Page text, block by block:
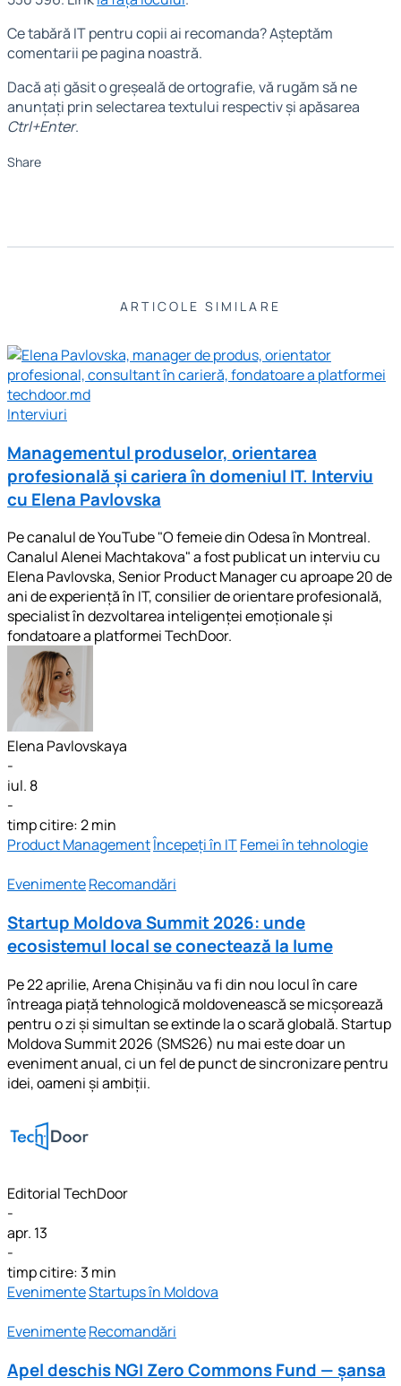
Ce tabără IT pentru copii ai recomanda? Așteptăm
comentarii pe pagina noastră.
Dacă ați găsit o greșeală de ortografie, vă rugăm să ne
anunțați prin selectarea textului respectiv și apăsarea
Ctrl+Enter.
Share
ARTICOLE SIMILARE
Interviuri
Managementul produselor, orientarea
profesională și cariera în domeniul IT. Interviu
cu Elena Pavlovska
Pe canalul de YouTube "O femeie din Odesa în Montreal.
Canalul Alenei Machtakova" a fost publicat un interviu cu
Elena Pavlovska, Senior Product Manager cu aproape 20 de
ani de experiență în IT, consilier de orientare profesională,
specialist în dezvoltarea inteligenței emoționale și
fondatoare a platformei TechDoor.
Elena Pavlovskaya
-
iul. 8
-
timp citire: 2 min
Product ManagementÎncepeți în ITFemei în tehnologie
EvenimenteRecomandări
Startup Moldova Summit 2026: unde
ecosistemul local se conectează la lume
Pe 22 aprilie, Arena Chișinău va fi din nou locul în care
întreaga piață tehnologică moldovenească se micșorează
pentru o zi și simultan se extinde la o scară globală. Startup
Moldova Summit 2026 (SMS26) nu mai este doar un
eveniment anual, ci un fel de punct de sincronizare pentru
idei, oameni și ambiții.
Editorial TechDoor
-
apr. 13
-
timp citire: 3 min
EvenimenteStartups în Moldova
EvenimenteRecomandări
Apel deschis NGI Zero Commons Fund — șansa